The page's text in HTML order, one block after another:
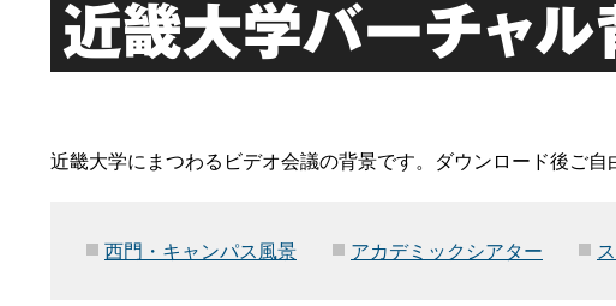
近畿大学バーチャル
近畿大学にまつわるビデオ会議の背景です。ダウンロード後ご自
西門・キャンパス風景 アカデミックシアター